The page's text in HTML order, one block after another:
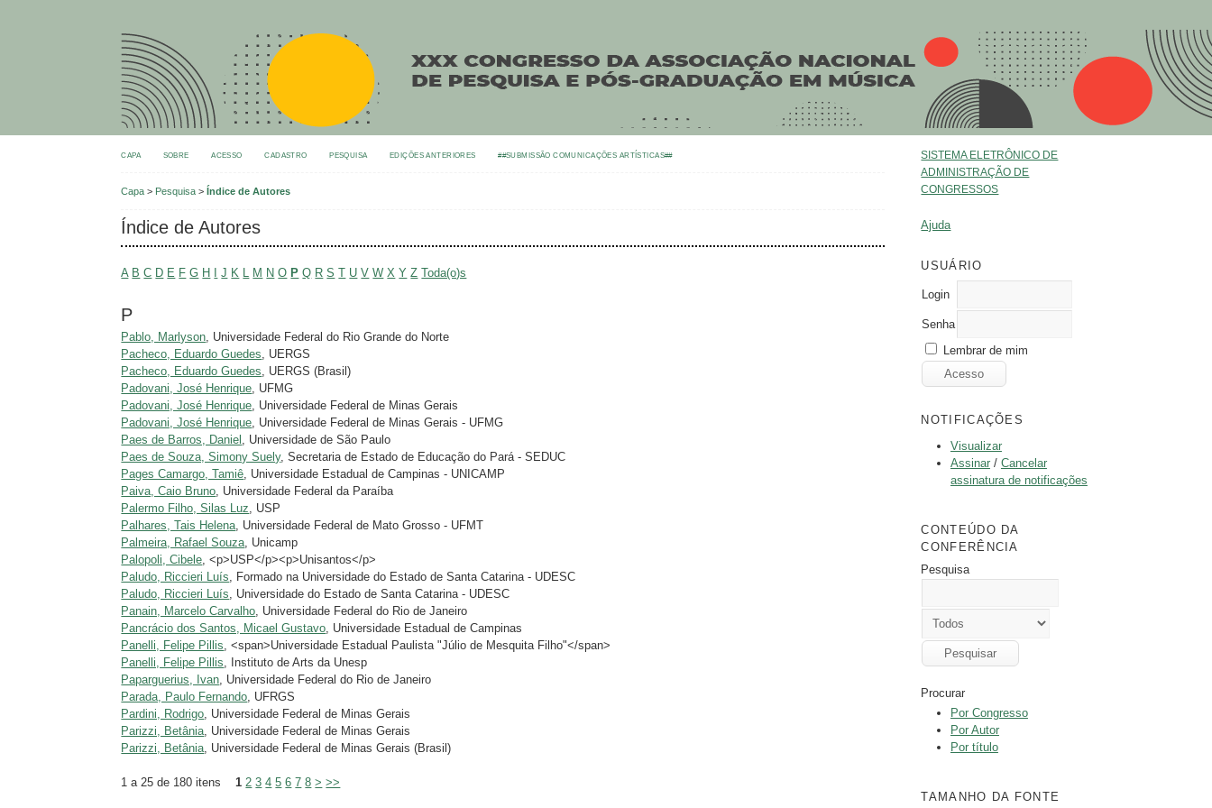
SISTEMA ELETRÔNICO DE
ADMINISTRAÇÃO DE
CONGRESSOS
Ajuda
USUÁRIO
Login
Senha
Lembrar de mim
NOTIFICAÇÕES
Visualizar
Assinar/ Cancelar
assinatura de notificações
CONTEÚDO DA
CONFERÊNCIA
Pesquisa
Procurar
Por Congresso
Por Autor
Por título
TAMANHO DA FONTE
CAPA SOBRE ACESSO CADASTRO PESQUISA EDIÇÕES ANTERIORES ##SUBMISSÃO COMUNICAÇÕES ARTÍSTICAS##
Capa > Pesquisa >Índice de Autores
Índice de Autores
A B C D E F G H J K L M N O P Q R S T U V W X Y Z Toda(o)s
P
Pablo, Marlyson , Universidade Federal do Rio Grande do Norte
Pacheco, Eduardo Guedes , UERGS
Pacheco, Eduardo Guedes , UERGS (Brasil)
Padovani, José Henrique , UFMG
Padovani, José Henrique , Universidade Federal de Minas Gerais
Padovani, José Henrique , Universidade Federal de Minas Gerais - UFMG
Paes de Barros, Daniel , Universidade de São Paulo
Paes de Souza, Simony Suely, Secretaria de Estado de Educação do Pará - SEDUC
Pages Camargo, Tamiê , Universidade Estadual de Campinas - UNICAMP
Paiva, Caio Bruno , Universidade Federal da Paraíba
Palermo Filho, Silas Luz , USP
Palhares, Tais Helena , Universidade Federal de Mato Grosso - UFMT
Palmeira, Rafael Souza , Unicamp
Palopoli, Cibele , <p>USP</p><p>Unisantos</p>
Paludo, Riccieri Luís , Formado na Universidade do Estado de Santa Catarina - UDESC
Paludo, Riccieri Luís , Universidade do Estado de Santa Catarina - UDESC
Panain, Marcelo Carvalho , Universidade Federal do Rio de Janeiro
Pancrácio dos Santos, Micael Gustavo , Universidade Estadual de Campinas
Panelli, Felipe Pillis , <span>Universidade Estadual Paulista "Júlio de Mesquita Filho"</span>
Panelli, Felipe Pillis , Instituto de Arts da Unesp
Paparguerius, Ivan , Universidade Federal do Rio de Janeiro
Parada, Paulo Fernando , UFRGS
Pardini, Rodrigo , Universidade Federal de Minas Gerais
Parizzi, Betânia , Universidade Federal de Minas Gerais
Parizzi, Betânia , Universidade Federal de Minas Gerais (Brasil)
1 a 25 de 180 itens 1 2 3 4 5 6 7 8 > >>